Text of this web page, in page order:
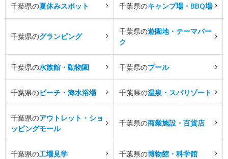
千葉県の夏休みスポット 千葉県のキャンプ場・BBQ場
千葉県のグランピング
千葉県の遊園地・テーマパー
ク
千葉県の水族館・動物園 千葉県のプール
千葉県のビーチ・海水浴場 千葉県の温泉・スパリゾート
千葉県のアウトレット・ショ
ッピングモール
千葉県の商業施設・百貨店
千葉県の工場見学 千葉県の博物館・科学館